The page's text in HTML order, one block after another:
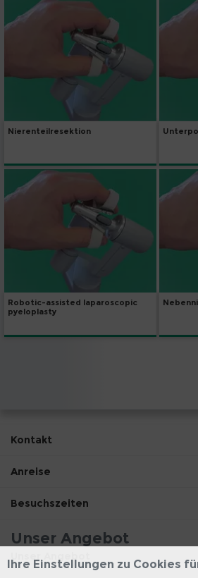
Nierenteilresektion
Robotic-assisted laparoscopic
pyeloplasty
Kontakt
Anreise
Besuchszeiten
Unser Angebot
Ihre Einstellungen zu Cookies